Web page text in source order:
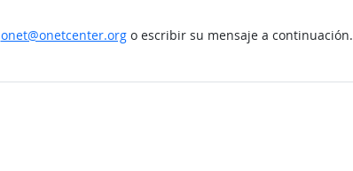
onet@onetcenter.orgo escribir su mensaje a continuación.